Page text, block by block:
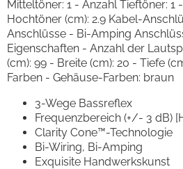
Mitteltöner: 1 - Anzahl Tieftöner: 1
Hochtöner (cm): 2.9 Kabel-
Anschlüsse - Bi-Amping
Eigenschaften - Anzahl der
(cm): 99 - Breite (cm): 20 - Tiefe
Farben - Gehäuse-Farben: braun
3-Wege Bassreflex
Frequenzbereich (+/- 3 dB)
Clarity Cone™-Technologie
Bi-Wiring, Bi-Amping
Exquisite Handwerkskunst